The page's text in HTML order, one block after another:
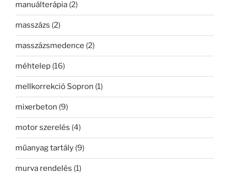
manuálterápia (2)
masszázs (2)
masszázsmedence (2)
méhtelep (16)
mellkorrekció Sopron (1)
mixerbeton (9)
motor szerelés (4)
műanyag tartály (9)
murva rendelés (1)